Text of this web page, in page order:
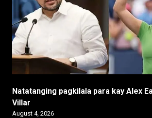
Natatanging pagkilala para kay Alex
Villar
August 4, 2026